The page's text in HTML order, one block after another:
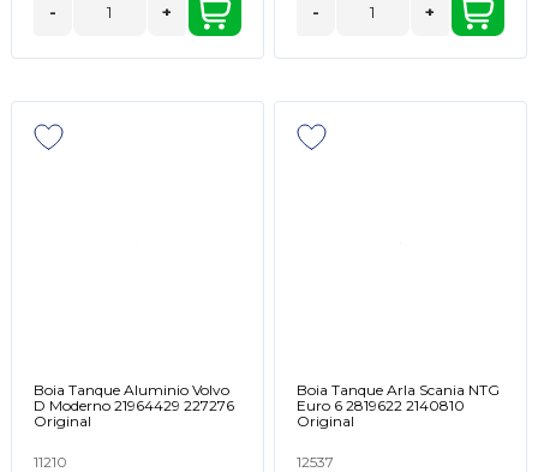
- + - +
Boia Tanque Aluminio Volvo
D Moderno 21964429 227276
Original
11210
Boia Tanque Arla Scania NTG
Euro 6 2819622 2140810
Original
12537